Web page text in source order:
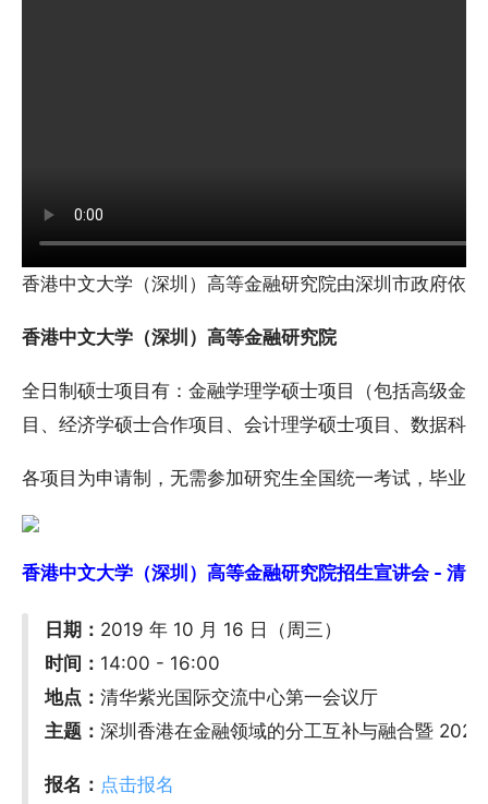
香港中文大学（深圳）高等金融研究院由深圳市政府依
香港中文大学（深圳）高等金融研究院
全日制硕士项目有：金融学理学硕士项目（包括高级金
目、经济学硕士合作项目、会计理学硕士项目、数据科
各项目为申请制，无需参加研究生全国统一考试，毕业
香港中文大学（深圳）高等金融研究院招生宣讲会 - 清
日期： 2019 年 10 月 16 日（周三）
时间： 14:00 - 16:00
地点：清华紫光国际交流中心第一会议厅
主题：深圳香港在金融领域的分工互补与融合暨
报名： 点击报名